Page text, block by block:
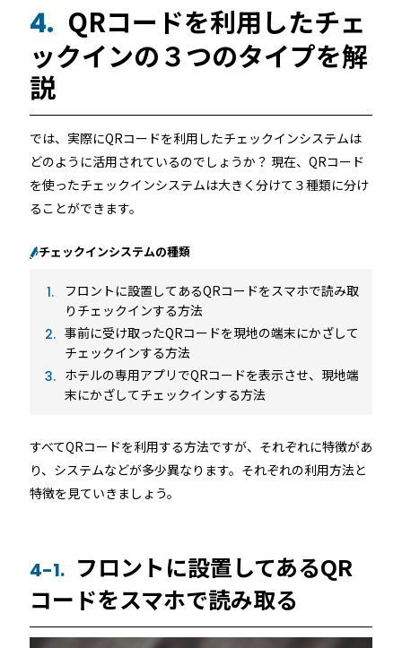
4. QRコードを利用したチェ
ックインの３つのタイプを解
説
では、実際にQRコードを利用したチェックインシステムは
どのように活用されているのでしょうか？ 現在、QRコード
を使ったチェックインシステムは大きく分けて３種類に分け
ることができます。
チェックインシステムの種類
フロントに設置してあるQRコードをスマホで読み取
りチェックインする方法
事前に受け取ったQRコードを現地の端末にかざして
チェックインする方法
ホテルの専用アプリでQRコードを表示させ、現地端
末にかざしてチェックインする方法
すべてQRコードを利用する方法ですが、それぞれに特徴があ
り、システムなどが多少異なります。それぞれの利用方法と
特徴を見ていきましょう。
4-1. フロントに設置してあるQR
コードをスマホで読み取る